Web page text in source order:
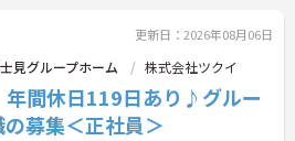
ーターがつき手厚くフォ
の不安を軽減できま
の実績や、宿泊費補助
備わっており、有資格者
にしながらやりがいを持
めの職場です。
更新日：2026年08月06日
見グループホーム 株式会社ツクイ
年間休日119日あり♪グルー
募集＜正社員＞